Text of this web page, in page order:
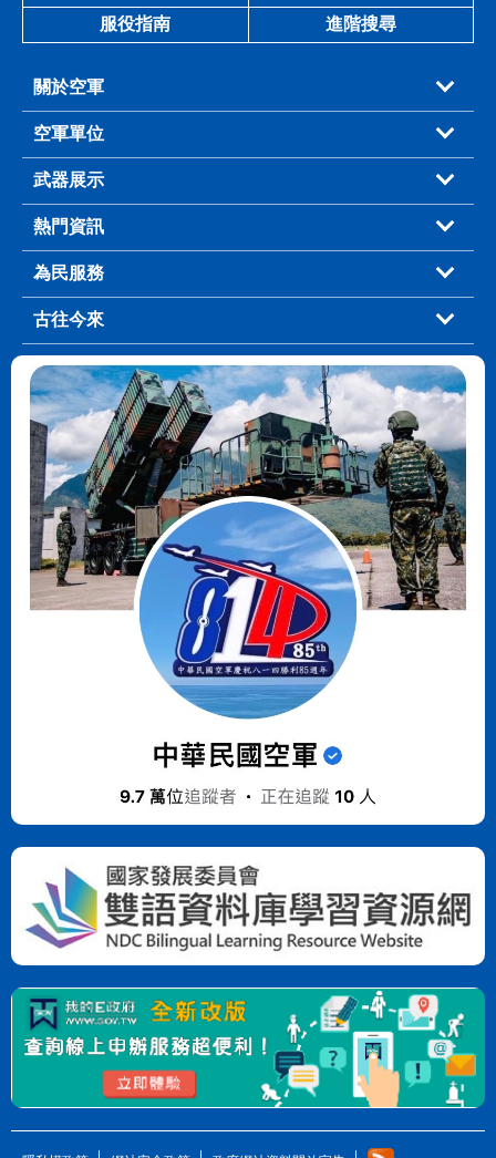
服役指南
進階搜尋
關於空軍
空軍單位
武器展示
熱門資訊
為民服務
古往今來